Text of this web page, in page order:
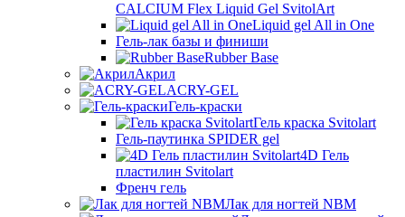
CALCIUM Flex Liquid Gel SvitolArt
Liquid gel All in One
Гель-лак базы и финиши
Rubber Base
Акрил
ACRY-GEL
Гель-краски
Гель краска Svitolart
Гель-паутинка SPIDER gel
4D Гель
пластилин Svitolart
Френч гель
Лак для ногтей NBM